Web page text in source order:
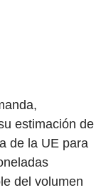
estimación de
de la UE para
del volumen